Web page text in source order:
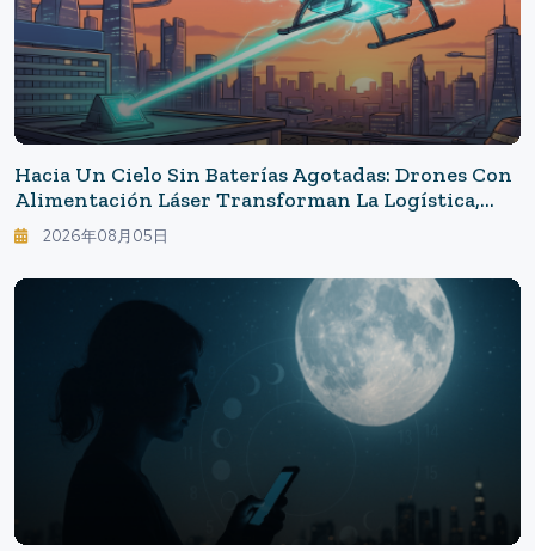
Hacia Un Cielo Sin Baterías Agotadas: Drones Con
Alimentación Láser Transforman La Logística,
Desastres Y Seguridad
2026年08月05日